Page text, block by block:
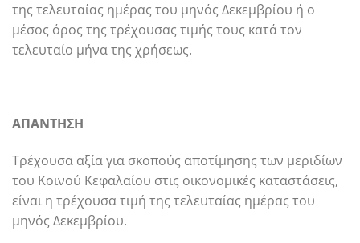
της τελευταίας ημέρας του μηνός Δεκεμβρίου ή ο
μέσος όρος της τρέχουσας τιμής τους κατά τον
τελευταίο μήνα της χρήσεως.
ΑΠΑΝΤΗΣΗ
Τρέχουσα αξία για σκοπούς αποτίμησης των μεριδίων
του Κοινού Κεφαλαίου στις οικονομικές καταστάσεις,
είναι η τρέχουσα τιμή της τελευταίας ημέρας του
μηνός Δεκεμβρίου.